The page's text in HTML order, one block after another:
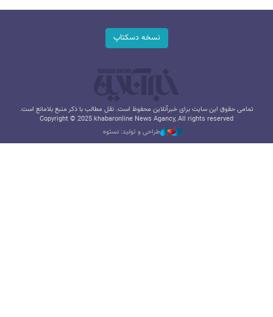
نسخه دسکتاپ
تمامی حقوق این سایت برای خبرآنلاین محفوظ است. نقل مطالب با ذکر منبع بلامانع است.
Copyright © 2025 khabaronline News Agancy, All rights reserved
طراحی و تولید: نستوه